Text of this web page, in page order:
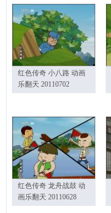
红色传奇 小八路 动画
乐翻天 20110702
红色传奇 龙舟战鼓 动
画乐翻天 20110628